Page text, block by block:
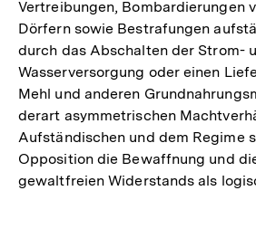
Vertreibungen, Bombardierungen
Dörfern sowie Bestrafungen
durch das Abschalten der Strom-
Wasserversorgung oder einen
Mehl und anderen
derart asymmetrischen
Aufständischen und dem Regime
Opposition die Bewaffnung und
gewaltfreien Widerstands als